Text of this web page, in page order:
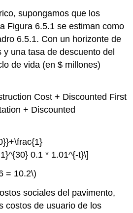
supongamos que los
Figura 6.5.1 se estiman como
6.5.1. Con un horizonte de
y una tasa de descuento del
de vida (en $ millones)
Cost + Discounted First
+ Discounted
0.1 * 1.01^{-t}\]
= 10.2\)
sociales del pavimento,
costos de usuario de los